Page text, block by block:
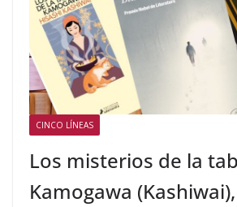
CINCO LÍNEAS
Los misterios de la
Kamogawa